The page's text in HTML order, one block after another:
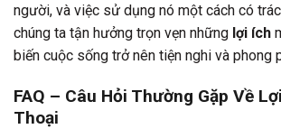
người, và việc sử dụng nó một cách có
chúng ta tận hưởng trọn vẹn những lợi ích
biến cuộc sống trở nên tiện nghi và phong
FAQ – Câu Hỏi Thường Gặp Về
Thoại